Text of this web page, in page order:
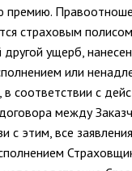
премию.
страховым
ущерб,
или
в соответствии с
между
с этим, все